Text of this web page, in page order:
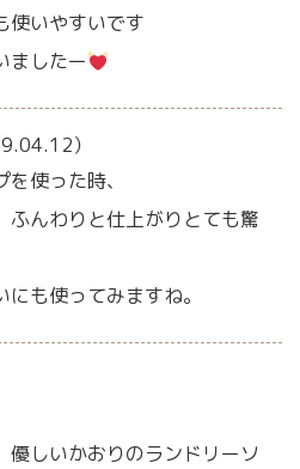
使いやすいです
ましたー
）
使った時、
ふんわりと仕上がりとても驚
も使ってみますね。
優しいかおりのランドリーソ